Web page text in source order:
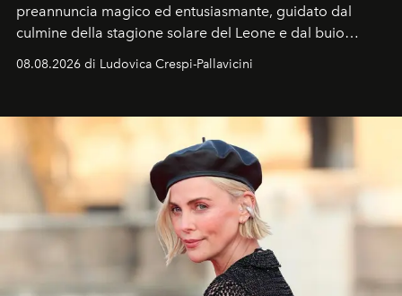
preannuncia magico ed entusiasmante, guidato dal
culmine della stagione solare del Leone e dal buio
favorevole della Luna nuova in Leone del 12 agosto,
ideale per la notte delle Perseidi.
08.08.2026 di Ludovica Crespi-Pallavicini